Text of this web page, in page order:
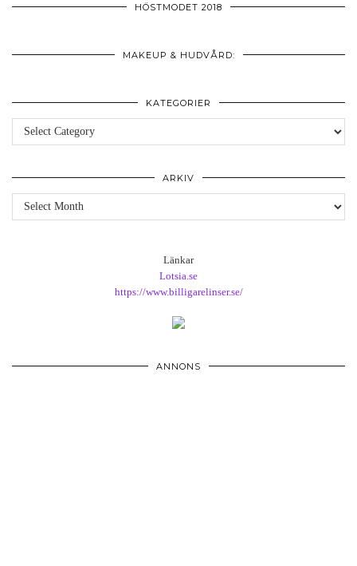
HÖSTMODET 2018
MAKEUP & HUDVÅRD:
KATEGORIER
Kategorier
ARKIV
Arkiv
Länkar
Lotsia.se
https://www.billigarelinser.se/
ANNONS